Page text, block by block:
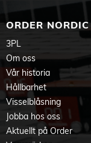
ORDER NORDIC
3PL
Om oss
Vår historia
Hållbarhet
Visselblåsning
Jobba hos oss
Aktuellt på Order